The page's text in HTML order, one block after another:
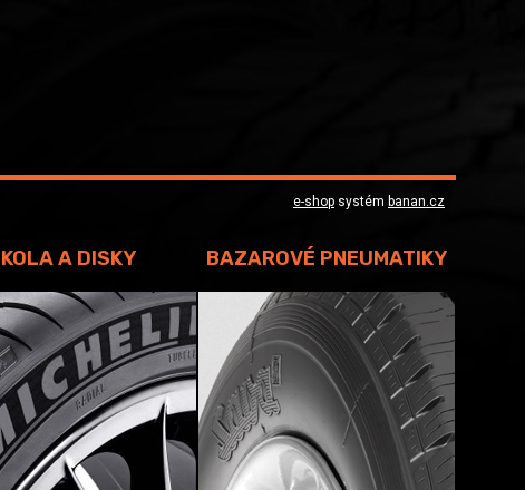
e-shop systém banan.cz
KOLA A DISKY BAZAROVÉ PNEUMATIKY